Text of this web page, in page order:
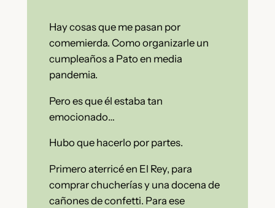
Hay cosas que me pasan por
comemierda. Como organizarle un
cumpleaños a Pato en media
pandemia.
Pero es que él estaba tan
emocionado…
Hubo que hacerlo por partes.
Primero aterricé en El Rey, para
comprar chucherías y una docena de
cañones de confetti. Para ese